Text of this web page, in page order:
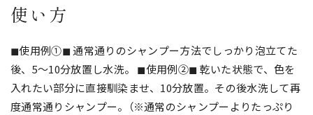
使い方
◼︎使用例①◼︎ 通常通りのシャンプー方法でしっかり泡立てた
後、5〜10分放置し水洗。 ◼︎使用例②◼︎ 乾いた状態で、色を
入れたい部分に直接馴染ませ、10分放置。その後水洗して再
度通常通りシャンプー。（※通常のシャンプーよりたっぷり